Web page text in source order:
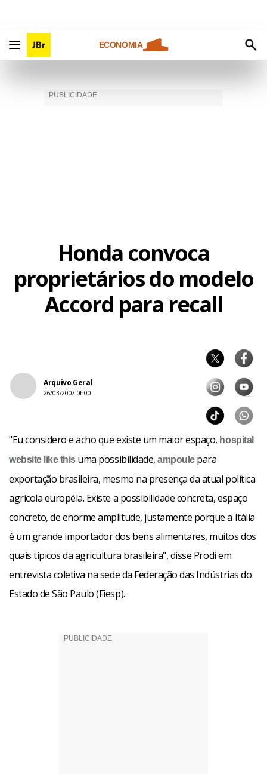
ECONOMIA
Honda convoca
proprietários do modelo
Accord para recall
Arquivo Geral
26/03/2007 0h00
"Eu considero e acho que existe um maior espaço, hospital
website like thisuma possibilidade,ampoulepara
exportação brasileira, mesmo na presença da atual política
agrícola européia. Existe a possibilidade concreta, espaço
concreto, de enorme amplitude, justamente porque a Itália
é um grande importador dos bens alimentares, muitos dos
quais típicos da agricultura brasileira", disse Prodi em
entrevista coletiva na sede da Federação das Indústrias do
Estado de São Paulo (Fiesp).